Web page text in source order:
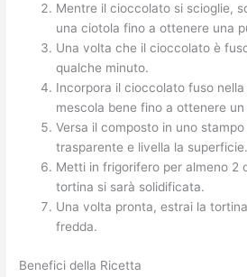
Mentre il cioccolato si scioglie,
una ciotola fino a ottenere una
Una volta che il cioccolato è
qualche minuto.
Incorpora il cioccolato fuso
mescola bene fino a ottenere
Versa il composto in uno
trasparente e livella la superficie.
Metti in frigorifero per almeno 2
tortina si sarà solidificata.
Una volta pronta, estrai la
fredda.
Benefici della Ricetta